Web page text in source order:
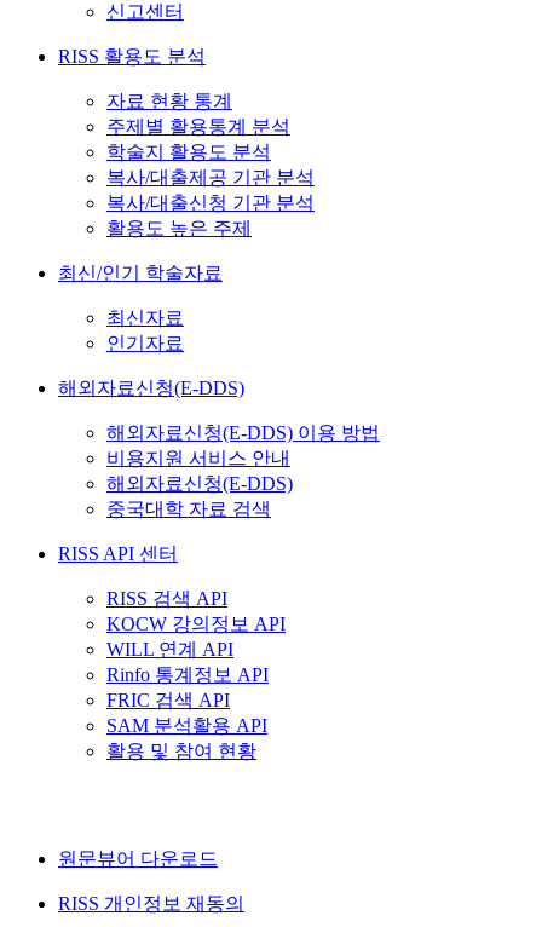
신고센터
RISS 활용도 분석
자료 현황 통계
주제별 활용통계 분석
학술지 활용도 분석
복사/대출제공 기관 분석
복사/대출신청 기관 분석
활용도 높은 주제
최신/인기 학술자료
최신자료
인기자료
해외자료신청(E-DDS)
해외자료신청(E-DDS) 이용 방법
비용지원 서비스 안내
해외자료신청(E-DDS)
중국대학 자료 검색
RISS API 센터
RISS 검색 API
KOCW 강의정보 API
WILL 연계 API
Rinfo 통계정보 API
FRIC 검색 API
SAM 분석활용 API
활용 및 참여 현황
원문뷰어 다운로드
RISS 개인정보 재동의